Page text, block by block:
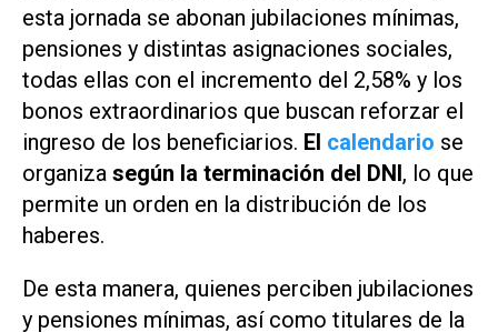
esta jornada se abonan jubilaciones mínimas,
pensiones y distintas asignaciones sociales,
todas ellas con el incremento del 2,58% y los
bonos extraordinarios que buscan reforzar el
ingreso de los beneficiarios. El calendario se
organiza según la terminación del DNI, lo que
permite un orden en la distribución de los
haberes.
De esta manera, quienes perciben jubilaciones
y pensiones mínimas, así como titulares de la